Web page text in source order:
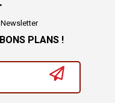
PLANS !